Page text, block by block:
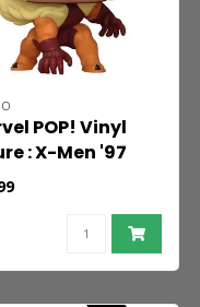
POP! Vinyl
: X-Men '97
9 cm